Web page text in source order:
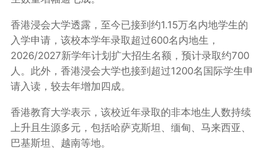
香港浸会大学透露，至今已接到约1.15万名内地学生的
入学申请，该校本学年录取超过600名内地生，
2026/2027新学年计划扩大招生名额，预计录取约700
人。此外，香港浸会大学也接到超过1200名国际学生申
请入读，较去年增加四成。
香港教育大学表示，该校近年录取的非本地生人数持续
上升且生源多元，包括哈萨克斯坦、缅甸、马来西亚、
巴基斯坦、越南等地。